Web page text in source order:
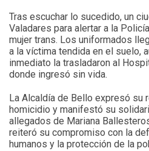
Tras escuchar lo sucedido, un
Valadares para alertar a la
mujer trans. Los uniformados
a la víctima tendida en el suelo,
inmediato la trasladaron al
donde ingresó sin vida.
La Alcaldía de Bello expresó su
homicidio y manifestó su
allegados de Mariana
reiteró su compromiso con la
humanos y la protección de la